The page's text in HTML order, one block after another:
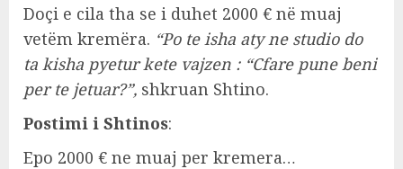
Doçi e cila tha se i duhet 2000 € në muaj
vetëm kremëra. “Po te isha aty ne studio do
ta kisha pyetur kete vajzen : “Cfare pune beni
per te jetuar?”, shkruan Shtino.
Postimi i Shtinos:
Epo 2000 € ne muaj per kremera…